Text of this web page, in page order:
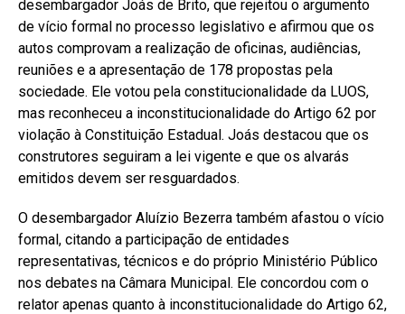
desembargador Joás de Brito, que rejeitou o argumento
de vício formal no processo legislativo e afirmou que os
autos comprovam a realização de oficinas, audiências,
reuniões e a apresentação de 178 propostas pela
sociedade. Ele votou pela constitucionalidade da LUOS,
mas reconheceu a inconstitucionalidade do Artigo 62 por
violação à Constituição Estadual. Joás destacou que os
construtores seguiram a lei vigente e que os alvarás
emitidos devem ser resguardados.
O desembargador Aluízio Bezerra também afastou o vício
formal, citando a participação de entidades
representativas, técnicos e do próprio Ministério Público
nos debates na Câmara Municipal. Ele concordou com o
relator apenas quanto à inconstitucionalidade do Artigo 62,